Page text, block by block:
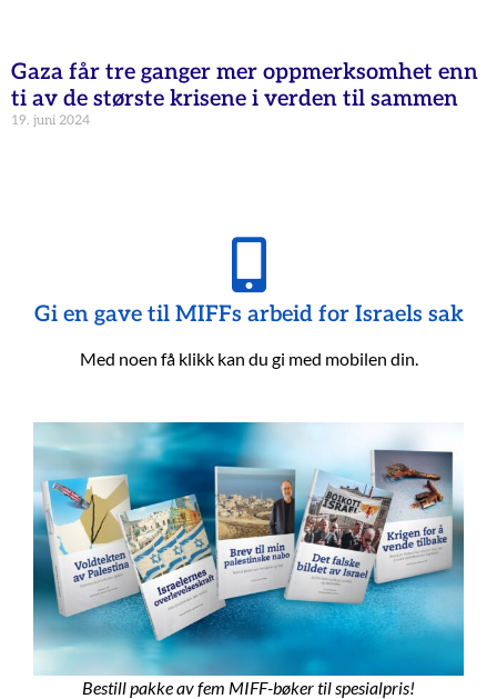
Gaza får tre ganger mer oppmerksomhet enn
ti av de største krisene i verden til sammen
19. juni 2024
Gi en gave til MIFFs arbeid for Israels sak
Med noen få klikk kan du gi med mobilen din.
Bestill pakke av fem MIFF-bøker til spesialpris!